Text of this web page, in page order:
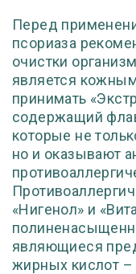
Перед
псориаза
очистки
является
принимать
содержащий
которые не
но и оказывают
«Нигенол» и
являющиеся
жирных кислот –